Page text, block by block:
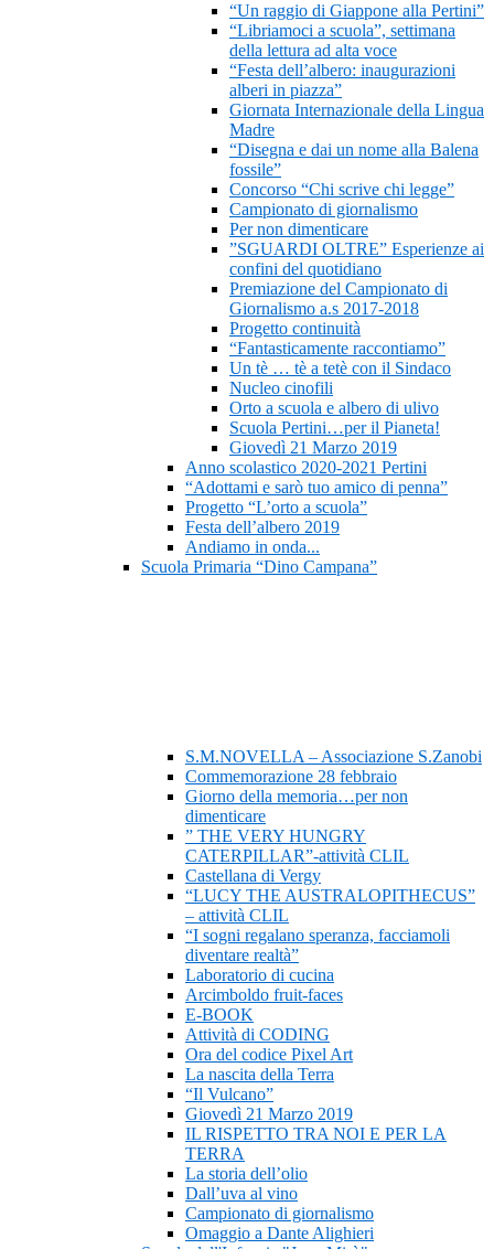
“Un raggio di Giappone alla Pertini”
“Libriamoci a scuola”, settimana
della lettura ad alta voce
“Festa dell’albero: inaugurazioni
alberi in piazza”
Giornata Internazionale della Lingua
Madre
“Disegna e dai un nome alla Balena
fossile”
Concorso “Chi scrive chi legge”
Campionato di giornalismo
Per non dimenticare
”SGUARDI OLTRE” Esperienze ai
confini del quotidiano
Premiazione del Campionato di
Giornalismo a.s 2017-2018
Progetto continuità
“Fantasticamente raccontiamo”
Un tè … tè a tetè con il Sindaco
Nucleo cinofili
Orto a scuola e albero di ulivo
Scuola Pertini…per il Pianeta!
Giovedì 21 Marzo 2019
Anno scolastico 2020-2021 Pertini
“Adottami e sarò tuo amico di penna”
Progetto “L’orto a scuola”
Festa dell’albero 2019
Andiamo in onda...
Scuola Primaria “Dino Campana”
S.M.NOVELLA – Associazione S.Zanobi
Commemorazione 28 febbraio
Giorno della memoria…per non
dimenticare
” THE VERY HUNGRY
CATERPILLAR”-attività CLIL
Castellana di Vergy
“LUCY THE AUSTRALOPITHECUS”
– attività CLIL
“I sogni regalano speranza, facciamoli
diventare realtà”
Laboratorio di cucina
Arcimboldo fruit-faces
E-BOOK
Attività di CODING
Ora del codice Pixel Art
La nascita della Terra
“Il Vulcano”
Giovedì 21 Marzo 2019
IL RISPETTO TRA NOI E PER LA
TERRA
La storia dell’olio
Dall’uva al vino
Campionato di giornalismo
Omaggio a Dante Alighieri